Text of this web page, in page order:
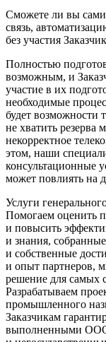
Сможете ли вы сами
связь,
без участия
Полностью
возможным, и
участие в их
необходимые
будет возможности
не хватить резерва
некорректное
этом, наши
консультационные
может повлиять на
Услуги
Помогаем оценить
и повысить
и знания,
и собственные
и опыт партнеров,
решение для самых
Разрабатываем
промышленного
Заказчикам
выполненными ООО